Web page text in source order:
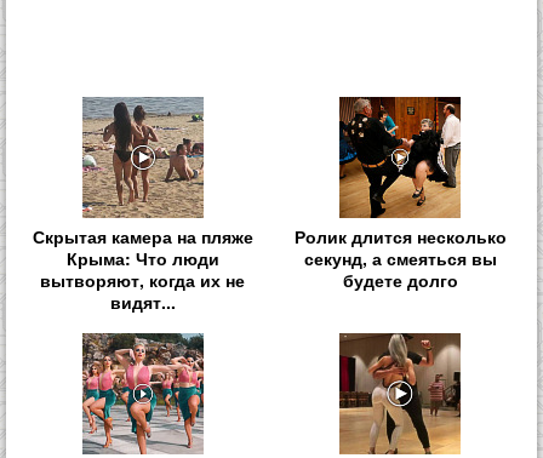
Скрытая камера на пляже
Крыма: Что люди
вытворяют, когда их не
видят...
Ролик длится несколько
секунд, а смеяться вы
будете долго